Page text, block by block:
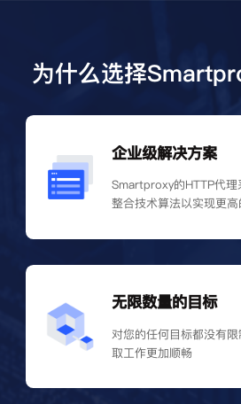
为什么选择
企业级解决方案
Smartproxy的HTTP代理
整合技术算法以实现更
无限数量的目标
对您的任何目标都没有
取工作更加顺畅